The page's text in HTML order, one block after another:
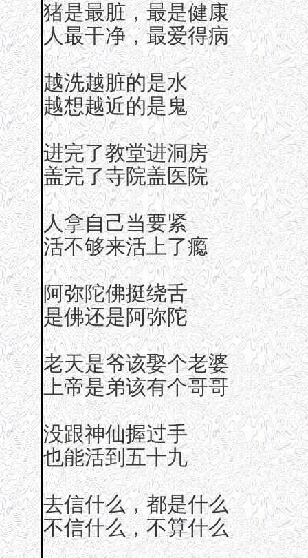
猪是最脏，最是健康
人最干净，最爱得病
越洗越脏的是水
越想越近的是鬼
进完了教堂进洞房
盖完了寺院盖医院
人拿自己当要紧
活不够来活上了瘾
阿弥陀佛挺绕舌
是佛还是阿弥陀
老天是爷该娶个老婆
上帝是弟该有个哥哥
没跟神仙握过手
也能活到五十九
去信什么，都是什么
不信什么，不算什么